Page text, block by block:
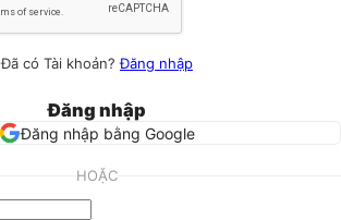
Đã có Tài khoản?Đăng nhập
Đăng nhập
Đăng nhập bằng Google
HOẶC